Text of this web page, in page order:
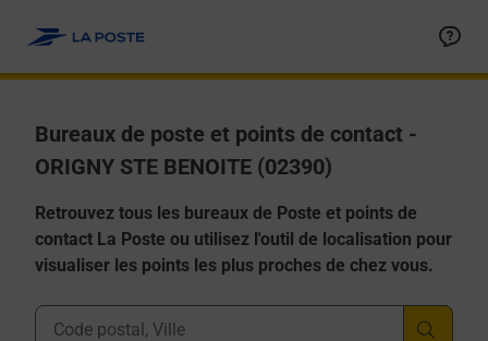
Bureaux de poste et points de contact -
ORIGNY STE BENOITE (02390)
Retrouvez tous les bureaux de Poste et points de
contact La Poste ou utilisez l'outil de localisation pour
visualiser les points les plus proches de chez vous.
Ville, Département, Code Postal